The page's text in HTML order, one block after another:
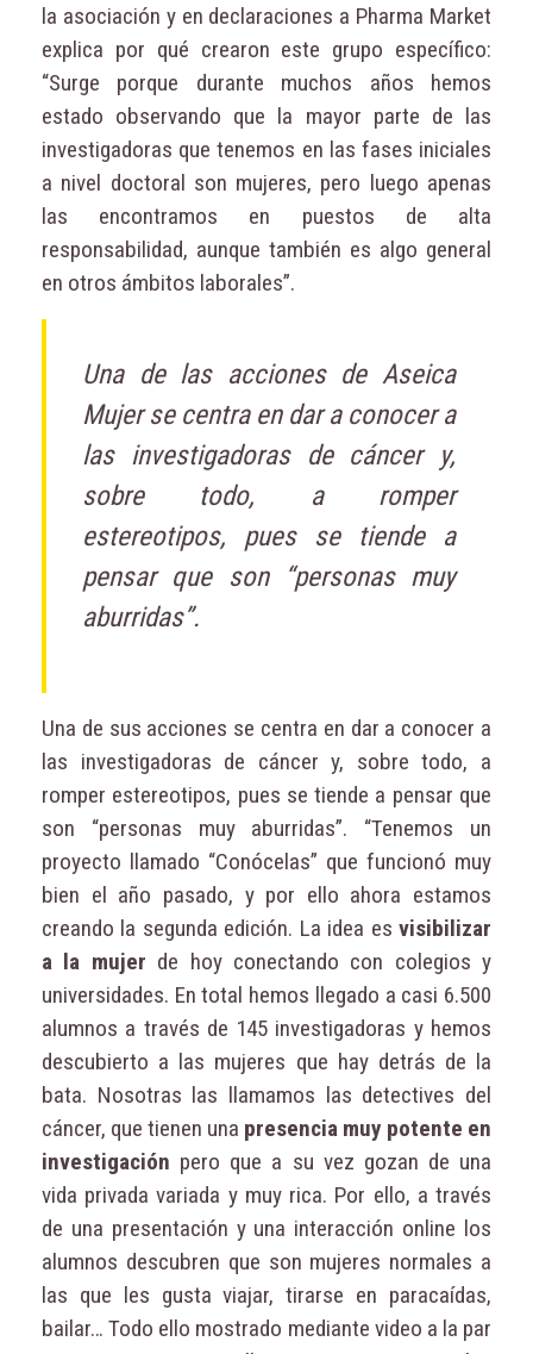
la asociación y en declaraciones a Pharma Market
explica por qué crearon este grupo específico:
“Surge porque durante muchos años hemos
estado observando que la mayor parte de las
investigadoras que tenemos en las fases iniciales
a nivel doctoral son mujeres, pero luego apenas
las encontramos en puestos de alta
responsabilidad, aunque también es algo general
en otros ámbitos laborales”.
Una de las acciones de Aseica
Mujer se centra en dar a conocer a
las investigadoras de cáncer y,
sobre todo, a romper
estereotipos, pues se tiende a
pensar que son “personas muy
aburridas”.
Una de sus acciones se centra en dar a conocer a
las investigadoras de cáncer y, sobre todo, a
romper estereotipos, pues se tiende a pensar que
son “personas muy aburridas”. “Tenemos un
proyecto llamado “Conócelas” que funcionó muy
bien el año pasado, y por ello ahora estamos
creando la segunda edición. La idea es visibilizar
a la mujer de hoy conectando con colegios y
universidades. En total hemos llegado a casi 6.500
alumnos a través de 145 investigadoras y hemos
descubierto a las mujeres que hay detrás de la
bata. Nosotras las llamamos las detectives del
cáncer, que tienen una presencia muy potente en
investigación pero que a su vez gozan de una
vida privada variada y muy rica. Por ello, a través
de una presentación y una interacción online los
alumnos descubren que son mujeres normales a
las que les gusta viajar, tirarse en paracaídas,
bailar… Todo ello mostrado mediante video a la par